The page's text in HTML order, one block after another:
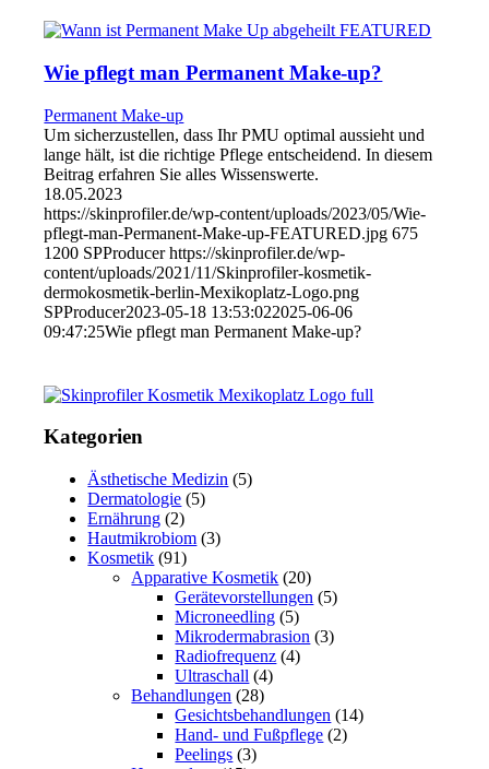
Wie pflegt man Permanent Make-up?
Permanent Make-up
Um sicherzustellen, dass Ihr PMU optimal aussieht und
lange hält, ist die richtige Pflege entscheidend. In diesem
Beitrag erfahren Sie alles Wissenswerte.
18.05.2023
https://skinprofiler.de/wp-content/uploads/2023/05/Wie-
pflegt-man-Permanent-Make-up-FEATURED.jpg 675
1200 SPProducer https://skinprofiler.de/wp-
content/uploads/2021/11/Skinprofiler-kosmetik-
dermokosmetik-berlin-Mexikoplatz-Logo.png
SPProducer2023-05-18 13:53:022025-06-06
09:47:25Wie pflegt man Permanent Make-up?
Kategorien
Ästhetische Medizin (5)
Dermatologie (5)
Ernährung (2)
Hautmikrobiom (3)
Kosmetik (91)
Apparative Kosmetik (20)
Gerätevorstellungen (5)
Microneedling (5)
Mikrodermabrasion (3)
Radiofrequenz (4)
Ultraschall (4)
Behandlungen (28)
Gesichtsbehandlungen (14)
Hand- und Fußpflege (2)
Peelings (3)